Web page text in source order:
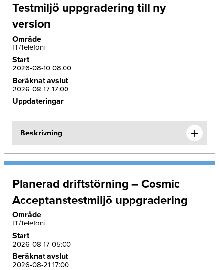
Testmiljö uppgradering till ny
version
Område
IT/Telefoni
Start
2026-08-10 08:00
Beräknat avslut
2026-08-17 17:00
Uppdateringar
-
Beskrivning
Planerad driftstörning – Cosmic
Acceptanstestmiljö uppgradering
Område
IT/Telefoni
Start
2026-08-17 05:00
Beräknat avslut
2026-08-21 17:00